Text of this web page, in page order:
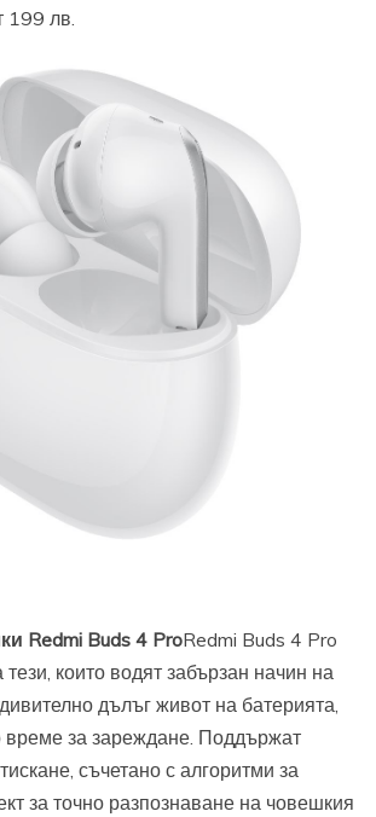
199 лв.
Redmi Buds 4 ProRedmi Buds 4 Pro
които водят забързан начин на
дълъг живот на батерията,
време за зареждане. Поддържат
съчетано с алгоритми за
за точно разпознаване на човешкия